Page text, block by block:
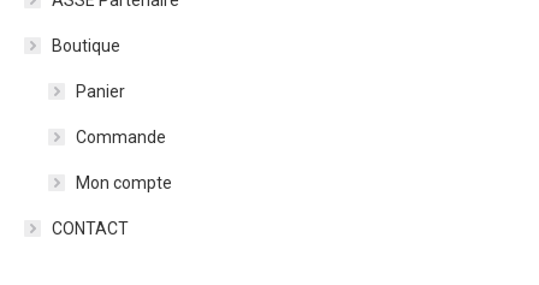
Boutique
Panier
Commande
Mon compte
CONTACT